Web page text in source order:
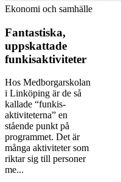
Ekonomi och samhälle
Fantastiska,
uppskattade
funkisaktiviteter
Hos Medborgarskolan
i Linköping är de så
kallade “funkis-
aktiviteterna” en
stående punkt på
programmet. Det är
många aktiviteter som
riktar sig till personer
me...